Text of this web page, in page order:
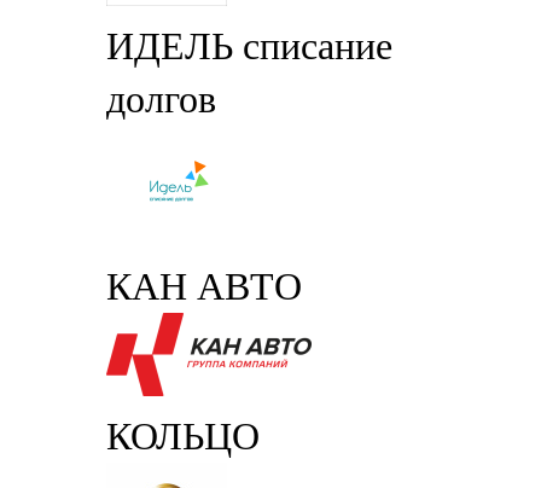
ИДЕЛЬ списание
долгов
КАН АВТО
КОЛЬЦО